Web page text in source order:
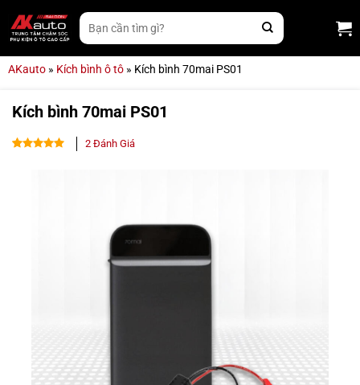
qua
nội
Tìm
kiếm:
AKauto » Kích bình ô tô » Kích bình 70mai PS01
Kích bình 70mai PS01
2Đánh Giá